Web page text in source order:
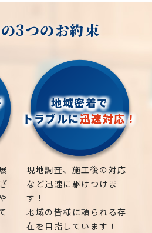
3つのお約束
地域密着で
トラブルに迅速対応！
現地調査、施工後の対応
など迅速に駆けつけま
す！
地域の皆様に頼られる存
在を目指しています！